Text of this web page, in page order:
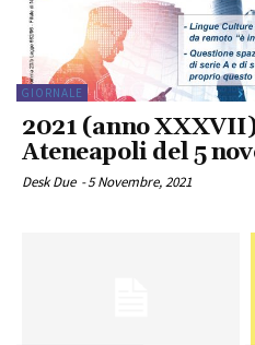
GIORNALE
2021 (anno
Ateneapoli del 5
Desk Due -5 Novembre, 2021